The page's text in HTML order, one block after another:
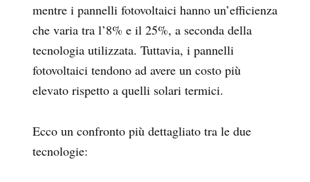
mentre i pannelli fotovoltaici hanno un’efficienza
che varia tra l’8% e il 25%, a seconda della
tecnologia utilizzata. Tuttavia, i pannelli
fotovoltaici tendono ad avere un costo più
elevato rispetto a quelli solari termici.
Ecco un confronto più dettagliato tra le due
tecnologie: